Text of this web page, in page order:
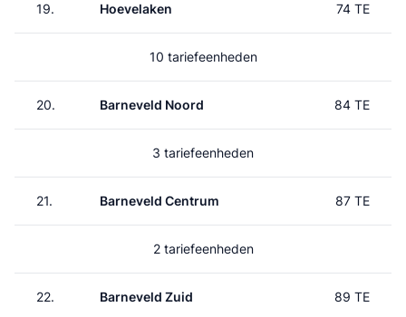
19. Hoevelaken 74 TE
10 tariefeenheden
20. Barneveld Noord 84 TE
3 tariefeenheden
21. Barneveld Centrum 87 TE
2 tariefeenheden
22. Barneveld Zuid 89 TE